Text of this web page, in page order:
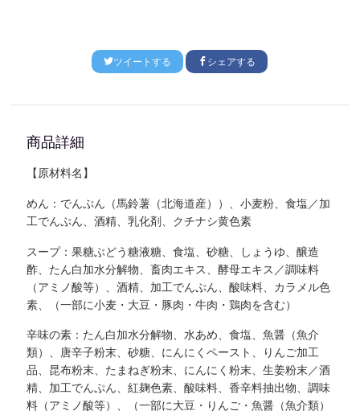
ツイートする シェアする
商品詳細
【原材料名】
めん：でんぷん（馬鈴薯（北海道産））、小麦粉、食塩／加
工でんぷん、酒精、乳化剤、クチナシ黄色素
スープ：果糖ぶどう糖液糖、食塩、砂糖、しょうゆ、醸造
酢、たん白加水分解物、畜肉エキス、酵母エキス／調味料
（アミノ酸等）、酒精、加工でんぷん、酸味料、カラメル色
素、（一部に小麦・大豆・豚肉・牛肉・鶏肉を含む）
辛味の素：たん白加水分解物、水あめ、食塩、魚醤（魚介
類）、唐辛子粉末、砂糖、にんにくペースト、りんご加工
品、昆布粉末、たまねぎ粉末、にんにく粉末、生姜粉末／酒
精、加工でんぷん、紅麹色素、酸味料、香辛料抽出物、調味
料（アミノ酸等）、（一部に大豆・りんご・魚醤（魚介類）